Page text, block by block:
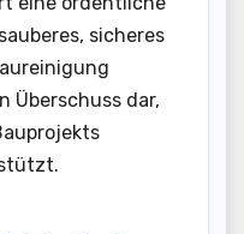
sicheres
Überschuss dar,